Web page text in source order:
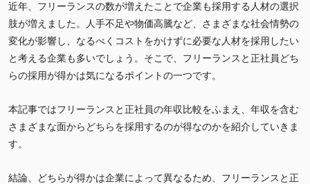
近年、フリーランスの数が増えたことで企業も採用する人材の選択
肢が増えました。人手不足や物価高騰など、さまざまな社会情勢の
変化が影響し、なるべくコストをかけずに必要な人材を採用したい
と考える企業も多いでしょう。そこで、フリーランスと正社員どち
らの採用が得かは気になるポイントの一つです。
本記事ではフリーランスと正社員の年収比較をふまえ、年収を含む
さまざまな面からどちらを採用するのが得なのかを紹介していきま
す。
結論、どちらが得かは企業によって異なるため、フリーランスと正